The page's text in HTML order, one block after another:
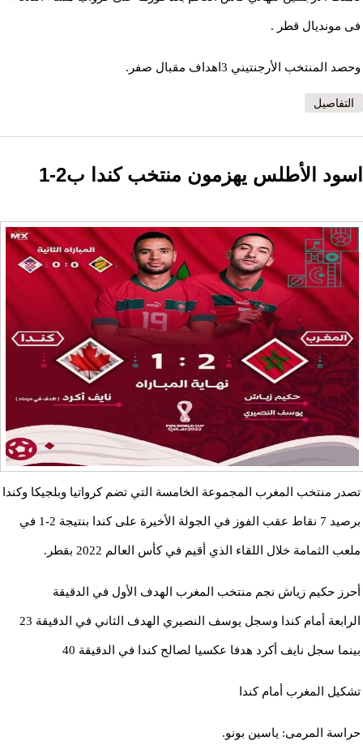
فى مونديال قطر .
وحصد المنتخب الأرجنتيني 3اهداف مقبال صفر.
التفاصيل
اسود الأطلس يهزمون منتخب كندا ب2-1
تصدر منتخب المغرب المجموعة الخامسة التي تضم كرواتيا وبلجيكا وكندا
برصيد 7 نقاط عقب الفوز في الجولة الأخيرة على كندا بنتيجة 2-1 في
ملعب الثمامة خلال اللقاء الذي أقيم في كأس العالم 2022 بقطر.
أحرز حكيم زياش نجم منتخب المغرب الهدف الأول في الدقيقة
الرابعة أمام كندا وسجل يوسف النصيري الهدف الثاني في الدقيقة 23
بينما سجل نايف أكرد هدفا عكسيا لصالح كندا في الدقيقة 40
تشكيل المغرب أمام كندا
حراسة المرمى: ياسين بونو.